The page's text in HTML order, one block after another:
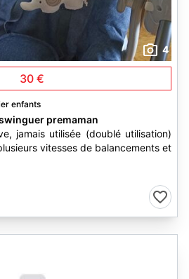
4
30 €
enfants
premaman
jamais utilisée (doublé utilisation)
vitesses de balancements et